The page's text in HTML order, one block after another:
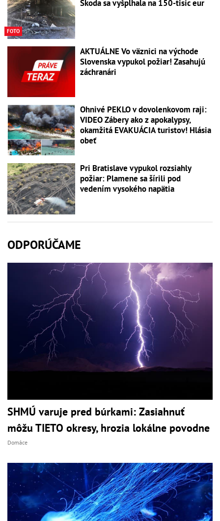
FOTO
Škoda sa vyšplhala na 150-tisíc eur
AKTUÁLNE Vo väznici na východe
Slovenska vypukol požiar! Zasahujú
záchranári
Ohnivé PEKLO v dovolenkovom raji:
VIDEO Zábery ako z apokalypsy,
okamžitá EVAKUÁCIA turistov! Hlásia
obeť
Pri Bratislave vypukol rozsiahly
požiar: Plamene sa šírili pod
vedením vysokého napätia
ODPORÚČAME
SHMÚ varuje pred búrkami: Zasiahnuť
môžu TIETO okresy, hrozia lokálne povodne
Domáce